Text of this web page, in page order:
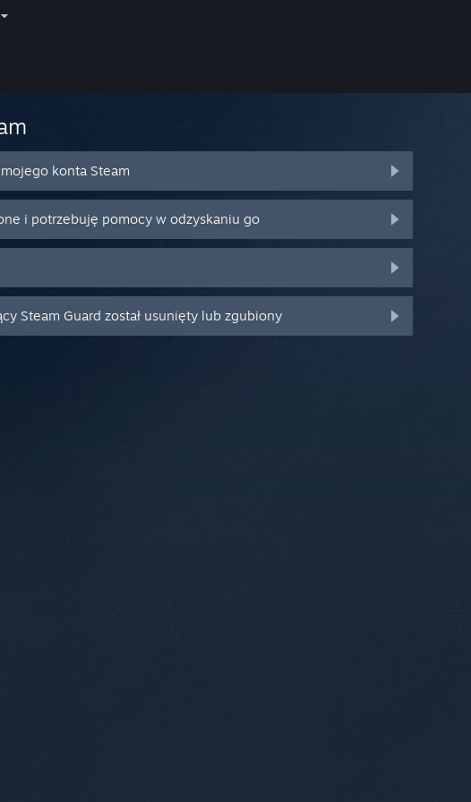
konta Steam
i potrzebuję pomocy w odzyskaniu go
Steam Guard został usunięty lub zgubiony